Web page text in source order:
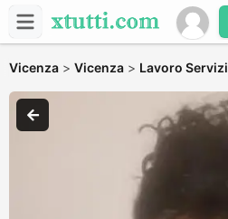
Vicenza > Vicenza > Lavoro Servizi